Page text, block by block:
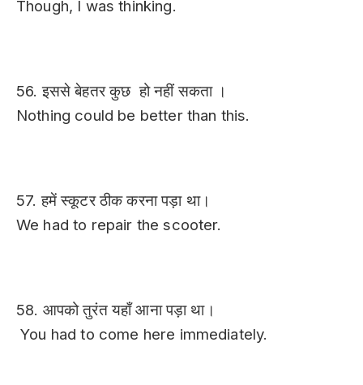
Though, I was thinking.
56. इससे बेहतर कुछ हो नहीं सकता ।
Nothing could be better than this.
57. हमें स्कूटर ठीक करना पड़ा था।
We had to repair the scooter.
58. आपको तुरंत यहाँ आना पड़ा था।
You had to come here immediately.